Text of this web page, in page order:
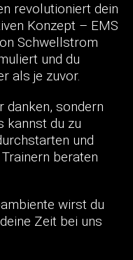
revolutioniert dein
Konzept – EMS
Schwellstrom
und du
als je zuvor.
danken, sondern
kannst du zu
und
beraten
wirst du
Zeit bei uns